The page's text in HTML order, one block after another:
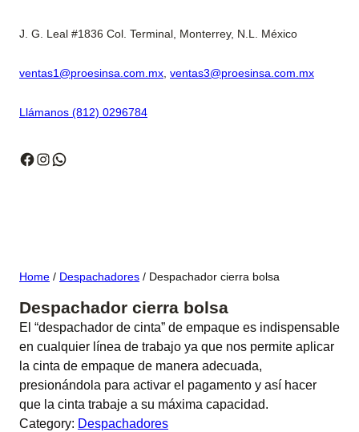
J. G. Leal #1836 Col. Terminal, Monterrey, N.L. México
ventas1@proesinsa.com.mx ventas3@proesinsa.com.mx
Llámanos (812) 0296784
Facebook
Instagram
WhatsApp
Home / Despachadores / Despachador cierra bolsa
Despachador cierra bolsa
El “despachador de cinta” de empaque es indispensable
en cualquier línea de trabajo ya que nos permite aplicar
la cinta de empaque de manera adecuada,
presionándola para activar el pagamento y así hacer
que la cinta trabaje a su máxima capacidad.
Category: Despachadores